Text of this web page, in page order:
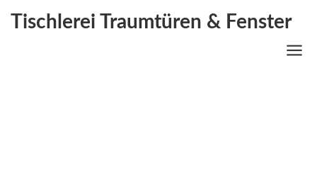
Tischlerei Traumtüren & Fenster